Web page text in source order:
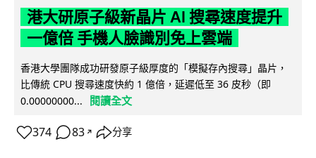
港大研原子級新晶片 AI 搜尋速度提升
一億倍 手機人臉識別免上雲端
香港大學團隊成功研發原子級厚度的「模擬存內搜尋」晶片，
比傳統 CPU 搜尋速度快約 1 億倍，延遲低至 36 皮秒（即
0.00000000...
閱讀全文
374 83 ↗ 分享